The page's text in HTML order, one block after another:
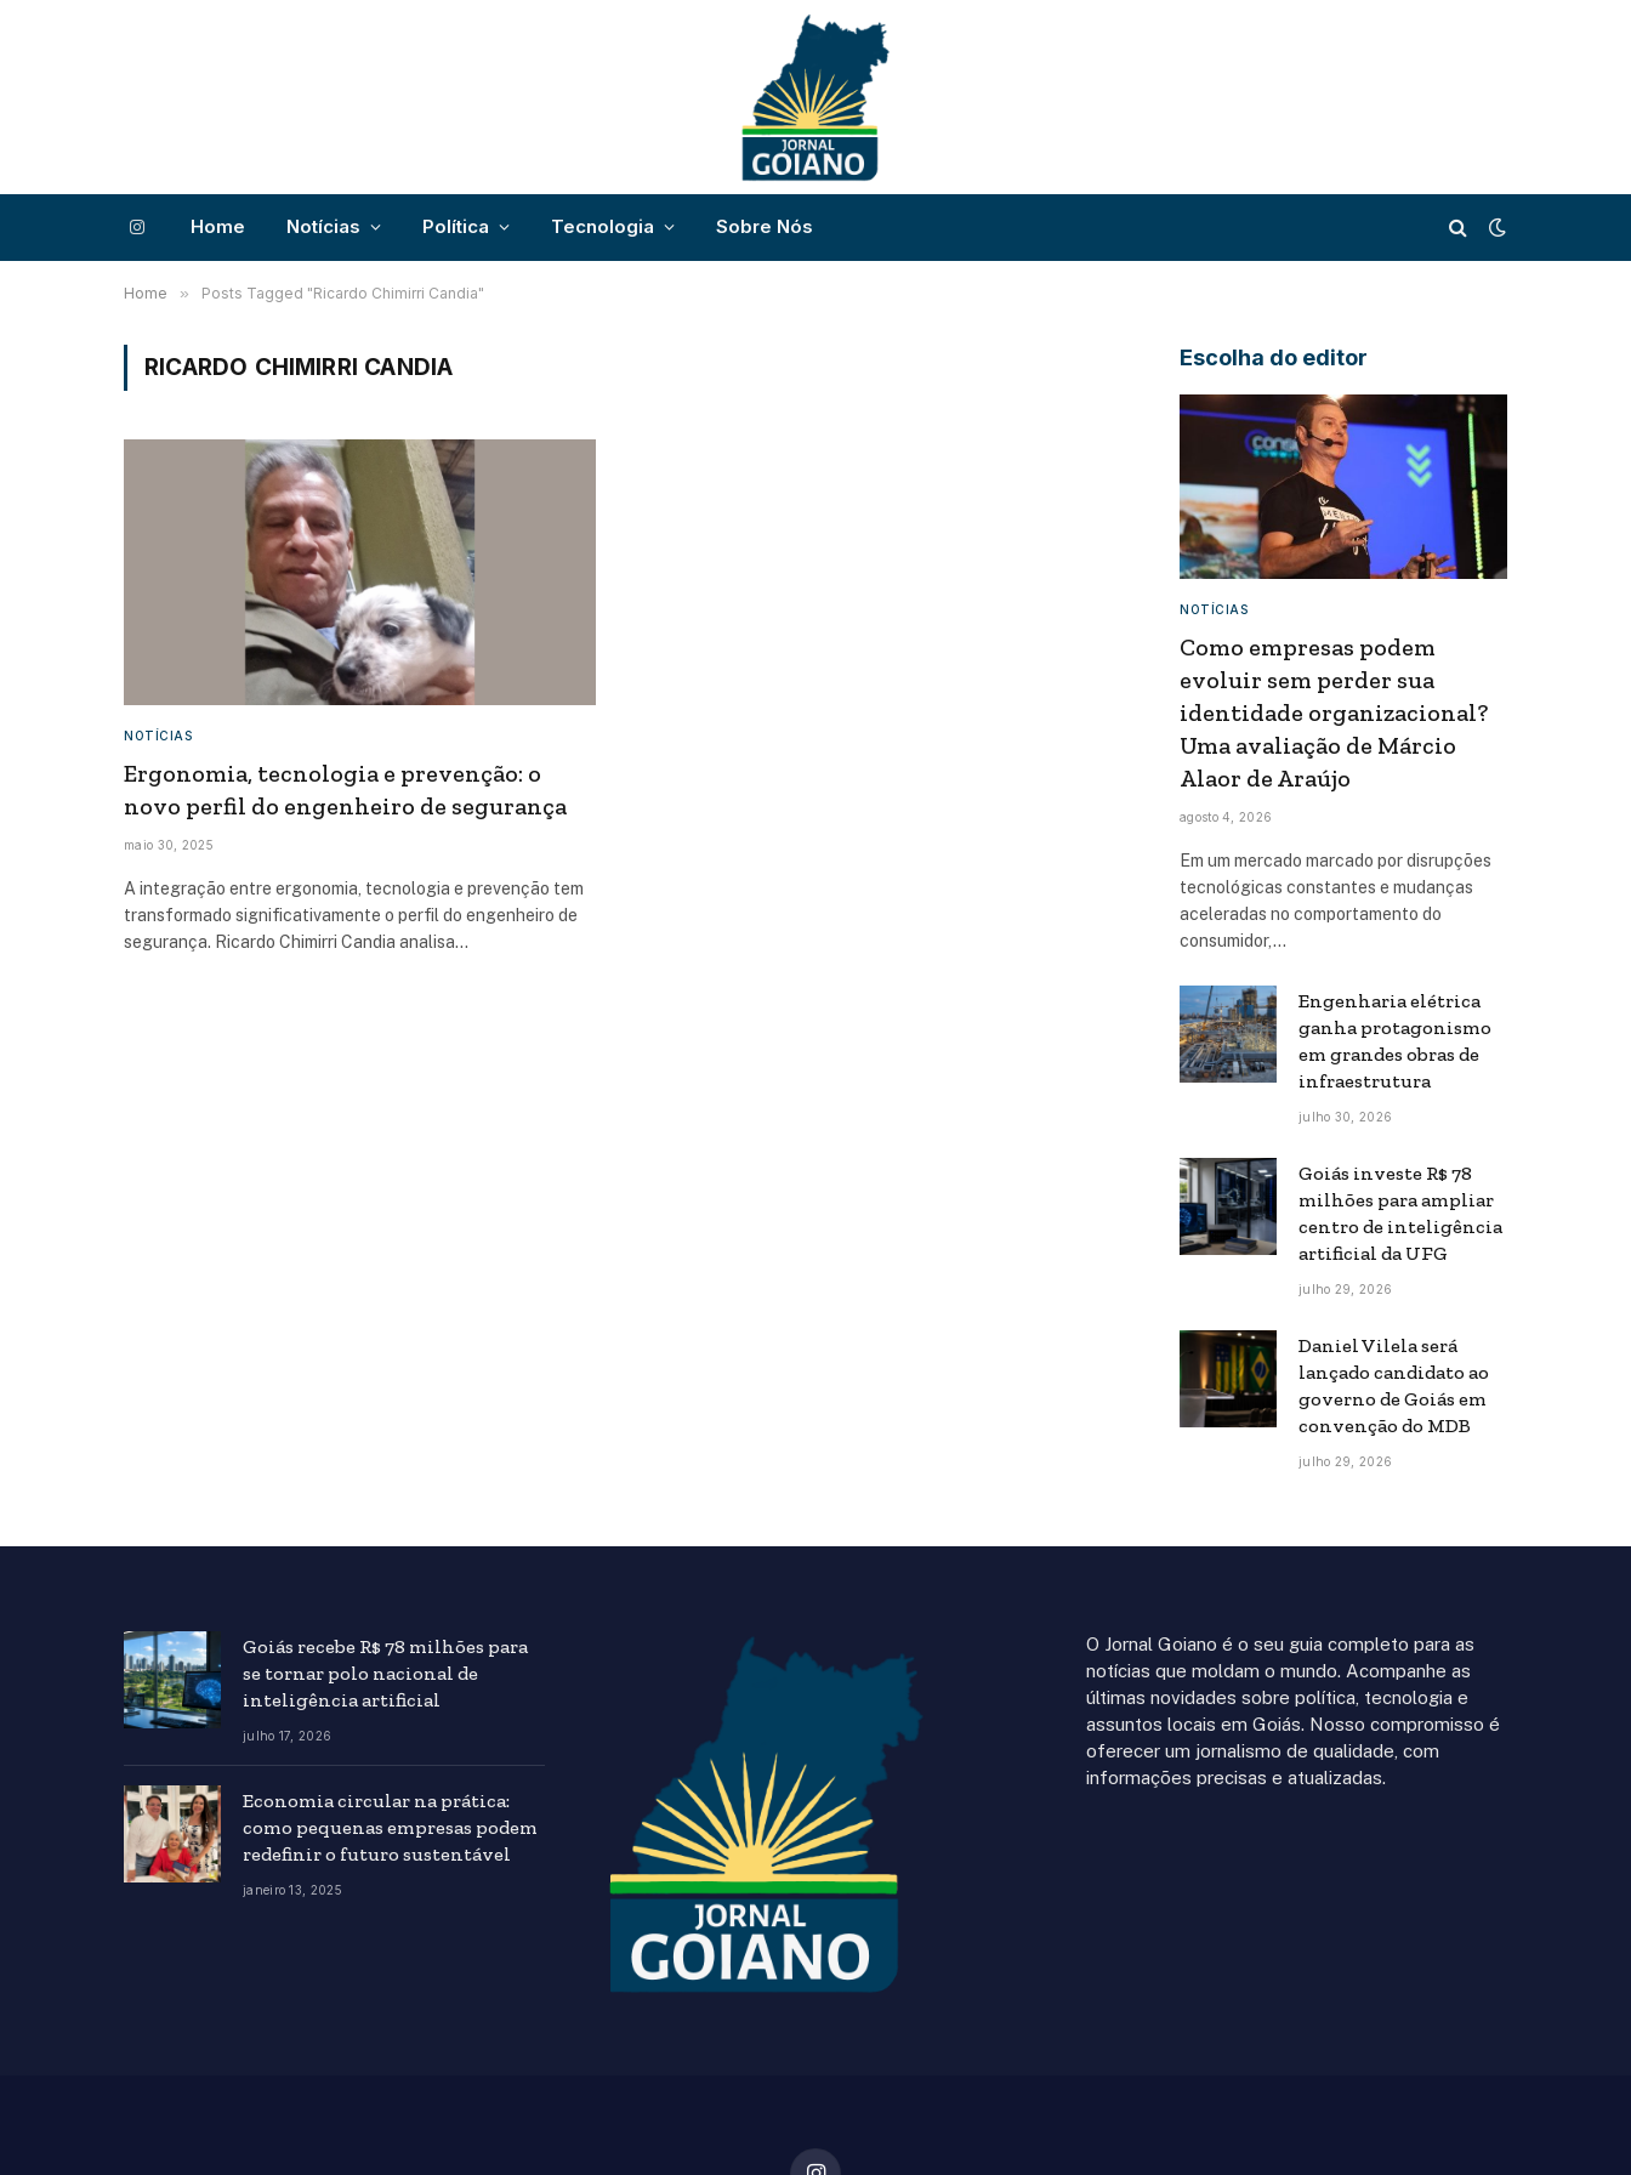
InstagramHome Notícias Política Tecnologia Sobre Nós
Home » Posts Tagged "Ricardo Chimirri Candia"
RICARDO CHIMIRRI CANDIA
NOTÍCIAS
Ergonomia, tecnologia e prevenção: o
novo perfil do engenheiro de segurança
maio 30, 2025
A integração entre ergonomia, tecnologia e prevenção tem
transformado significativamente o perfil do engenheiro de
segurança. Ricardo Chimirri Candia analisa…
Escolha do editor
NOTÍCIAS
Como empresas podem
evoluir sem perder sua
identidade organizacional?
Uma avaliação de Márcio
Alaor de Araújo
agosto 4, 2026
Em um mercado marcado por disrupções
tecnológicas constantes e mudanças
aceleradas no comportamento do
consumidor,…
Engenharia elétrica
ganha protagonismo
em grandes obras de
infraestrutura
julho 30, 2026
Goiás investe R$ 78
milhões para ampliar
centro de inteligência
artificial da UFG
julho 29, 2026
Daniel Vilela será
lançado candidato ao
governo de Goiás em
convenção do MDB
julho 29, 2026
Goiás recebe R$ 78 milhões para
se tornar polo nacional de
inteligência artificial
julho 17, 2026
Economia circular na prática:
como pequenas empresas podem
redefinir o futuro sustentável
janeiro 13, 2025
O Jornal Goiano é o seu guia completo para as
notícias que moldam o mundo. Acompanhe as
últimas novidades sobre política, tecnologia e
assuntos locais em Goiás. Nosso compromisso é
oferecer um jornalismo de qualidade, com
informações precisas e atualizadas.